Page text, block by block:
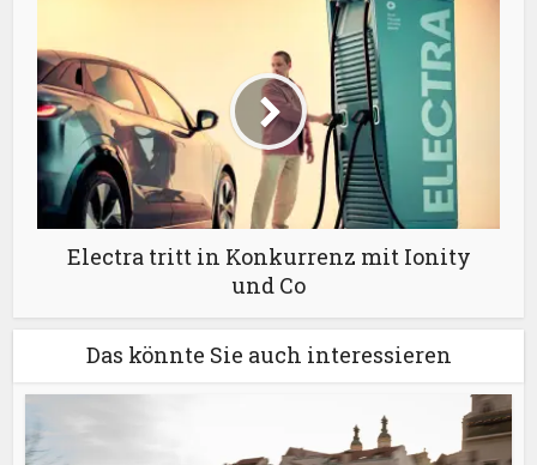
Electra tritt in Konkurrenz mit Ionity
und Co
Das könnte Sie auch interessieren